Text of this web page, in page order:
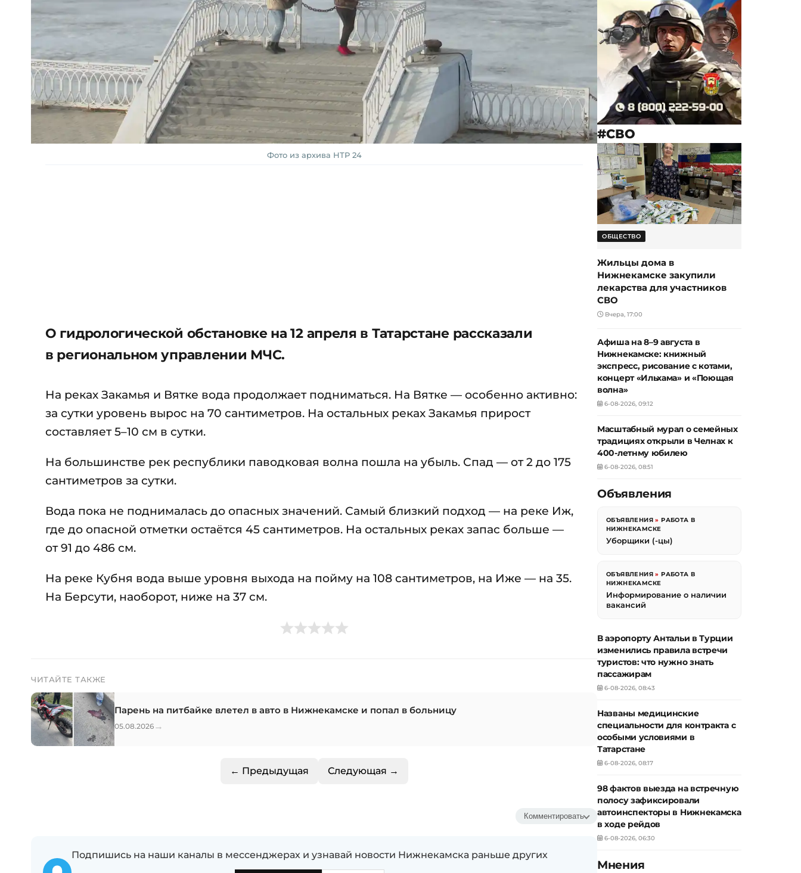
Фото из архива НТР 24
О гидрологической обстановке на 12 апреля в Татарстане рассказали
в региональном управлении МЧС.
На реках Закамья и Вятке вода продолжает подниматься. На Вятке — особенно активно:
за сутки уровень вырос на 70 сантиметров. На остальных реках Закамья прирост
составляет 5–10 см в сутки.
На большинстве рек республики паводковая волна пошла на убыль. Спад — от 2 до 175
сантиметров за сутки.
Вода пока не поднималась до опасных значений. Самый близкий подход — на реке Иж,
где до опасной отметки остаётся 45 сантиметров. На остальных реках запас больше —
от 91 до 486 см.
На реке Кубня вода выше уровня выхода на пойму на 108 сантиметров, на Иже — на 35.
На Берсути, наоборот, ниже на 37 см.
ЧИТАЙТЕ ТАКЖЕ
Парень на питбайке влетел в авто в Нижнекамске и попал в больницу
05.08.2026 →
← Предыдущая Следующая →
Комментировать
Подпишись на наши каналы в мессенджерах и узнавай новости Нижнекамска раньше других
#СВО
ОБЩЕСТВО
Жильцы дома в
Нижнекамске закупили
лекарства для участников
СВО
Вчера, 17:00
Афиша на 8–9 августа в
Нижнекамске: книжный
экспресс, рисование с котами,
концерт «Ильхама» и «Поющая
волна»
6-08-2026, 09:12
Масштабный мурал о семейных
традициях открыли в Челнах к
400-летнму юбилею
6-08-2026, 08:51
Объявления
ОБЪЯВЛЕНИЯ »РАБОТА В
НИЖНЕКАМСКЕ
Уборщики (-цы)
ОБЪЯВЛЕНИЯ »РАБОТА В
НИЖНЕКАМСКЕ
Информирование о наличии
вакансий
В аэропорту Антальи в Турции
изменились правила встречи
туристов: что нужно знать
пассажирам
6-08-2026, 08:43
Названы медицинские
специальности для контракта с
особыми условиями в
Татарстане
6-08-2026, 08:17
98 фактов выезда на встречную
полосу зафиксировали
автоинспекторы в Нижнекамска
в ходе рейдов
6-08-2026, 06:30
Мнения